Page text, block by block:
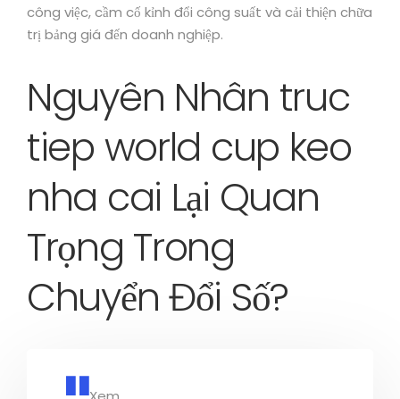
công việc, cầm cố kỉnh đổi công suất và cải thiện chữa
trị bảng giá đến doanh nghiệp.
Nguyên Nhân truc
tiep world cup keo
nha cai Lại Quan
Trọng Trong
Chuyển Đổi Số?